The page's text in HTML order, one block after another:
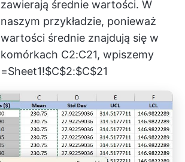
zawierają średnie wartości. W
naszym przykładzie, ponieważ
wartości średnie znajdują się w
komórkach C2:C21, wpiszemy
=Sheet1!$C$2:$C$21